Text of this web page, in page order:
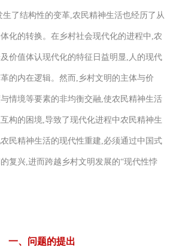
了结构性的变革,农民精神生活也经历了从
化的转换。在乡村社会现代化的进程中,农
价值体认现代化的特征日益明显,人的现代
的内在逻辑。然而,乡村文明的主体与价
情境等要素的非均衡交融,使农民精神生活
构的困境,导致了现代化进程中农民精神生
民精神生活的现代性重建,必须通过中国式
复兴,进而跨越乡村文明发展的“现代性悖
一、问题的提出